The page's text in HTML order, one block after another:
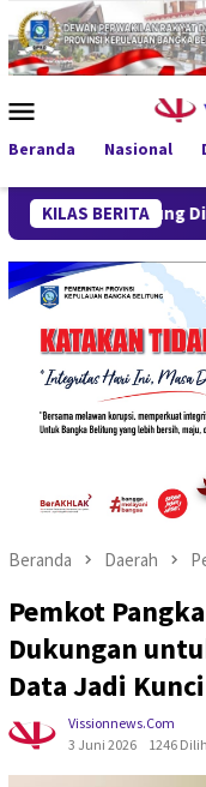
Loncat
ke
konten
Mobile
Beranda Nasional
KILAS BERITA
Disorot
Beranda Daerah
Pemkot
Dukungan
Data Jadi
Vissionnews.com
3 Juni 2026
1246